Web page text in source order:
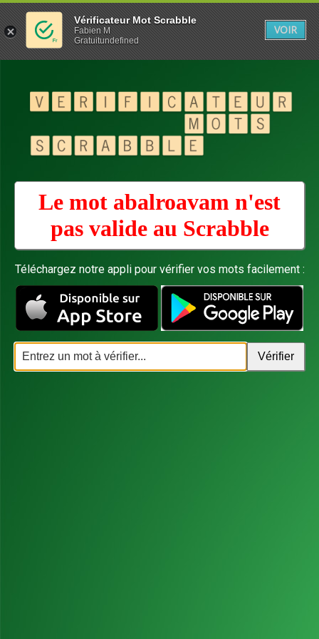
Le mot abalroavam n'est
pas valide au Scrabble
Téléchargez notre appli pour vérifier vos mots facilement :
Vérificateur Mot Scrabble
Fabien M
Gratuitundefined
VOIR